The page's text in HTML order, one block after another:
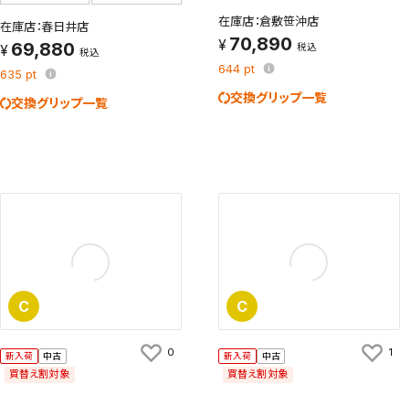
在庫店：春日井店
69,880 税込
635 pt
交換グリップ一覧
在庫店：倉敷笹沖店
70,890 税込
644 pt
交換グリップ一覧
C
新入荷 中古
買替え割対象
0
C
新入荷 中古
買替え割対象
1
この検索条件をマイページ内「保存検索条件一覧」に保存します。
よく探す商品を、毎回条件指定することなく簡単に開くことができます。
検索条件